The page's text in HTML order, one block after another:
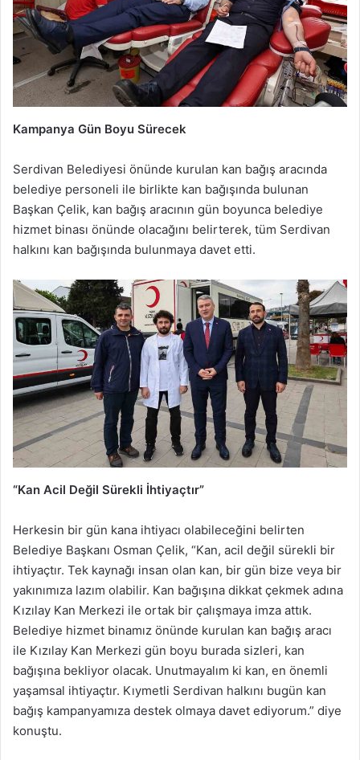
Kampanya Gün Boyu Sürecek
Serdivan Belediyesi önünde kurulan kan bağış aracında
belediye personeli ile birlikte kan bağışında bulunan
Başkan Çelik, kan bağış aracının gün boyunca belediye
hizmet binası önünde olacağını belirterek, tüm Serdivan
halkını kan bağışında bulunmaya davet etti.
“Kan Acil Değil Sürekli İhtiyaçtır”
Herkesin bir gün kana ihtiyacı olabileceğini belirten
Belediye Başkanı Osman Çelik, “Kan, acil değil sürekli bir
ihtiyaçtır. Tek kaynağı insan olan kan, bir gün bize veya bir
yakınımıza lazım olabilir. Kan bağışına dikkat çekmek adına
Kızılay Kan Merkezi ile ortak bir çalışmaya imza attık.
Belediye hizmet binamız önünde kurulan kan bağış aracı
ile Kızılay Kan Merkezi gün boyu burada sizleri, kan
bağışına bekliyor olacak. Unutmayalım ki kan, en önemli
yaşamsal ihtiyaçtır. Kıymetli Serdivan halkını bugün kan
bağış kampanyamıza destek olmaya davet ediyorum.” diye
konuştu.